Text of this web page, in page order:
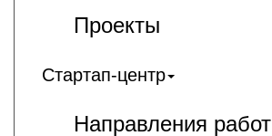
Проекты
Стартап-центр
Направления